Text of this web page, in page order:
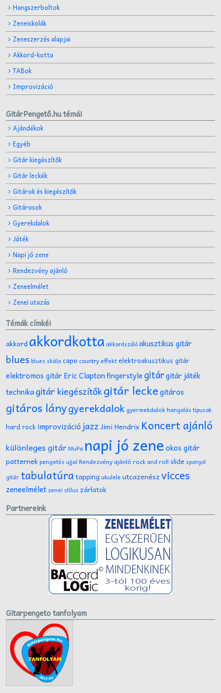
Hangszerboltok
Zeneiskolák
Zeneszerzés alapjai
Akkord-kotta
TABok
Improvizáció
GitárPengető.hu témái
Ajándékok
Egyéb
Gitár kiegészítők
Gitár leckék
Gitárok és kiegészítők
Gitárosok
Gyerekdalok
Játék
Napi jó zene
Rendezvény ajánló
Zeneelmélet
Zenei utazás
Témák címkéi
akkordakkordkotta akkordszólóakusztikus gitár
blues blues skálacapo country effektelektroakusztikus gitár
elektromos gitár Eric Claptonfingerstyle gitárgitár játék
technikagitár kiegészítőkgitár leckegitáros
gitáros lánygyerekdalokgyermekdalokhangolás típusok
hard rock improvizáció jazzJimi Hendrix Koncert ajánló
különleges gitár MuPa napi jó zene okos gitár
patternekpengetés ujjal Rendezvény ajánló rock and roll slide spanyol
gitár tabulatúratapping ukulele utcazenészvicces
zeneelmélet zenei stílus zárlatok
Partnereink
Gitarpengeto tanfolyam